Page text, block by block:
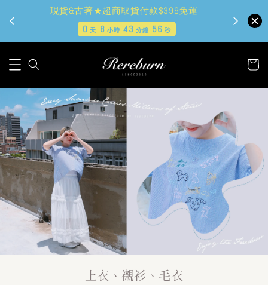
現貨&古著★超商取貨付款$399免運
0天 8小時 43分鐘 54秒
上衣、襯衫、毛衣